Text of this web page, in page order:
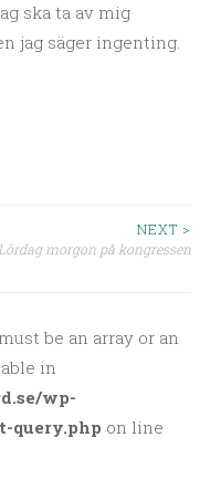
ska ta av mig
jag säger ingenting.
NEXT >
Lördag morgon på kongressen
be an array or an
in
wp-
query.php on line